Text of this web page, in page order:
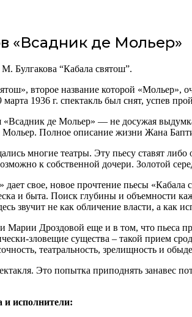
«Всадник де Мольер»
Булгакова “Кабала святош”.
второе название которой «Мольер»,
марта 1936 г. спектакль был снят, успев
«Всадник де Мольер» — не досужая
Мольер. Полное описание жизни Жана
многие театры. Эту пьесу ставят
к собственной дочери. Золотой
дает свое, новое прочтение пьесы
и быта. Поиск глубины и объемности
звучит не как обличение власти, а как
Марии Дроздовой еще и в том, что пьеса
зловещие существа – такой прием
театральность, зрелищность и
Это попытка приподнять занавес
и исполнители: